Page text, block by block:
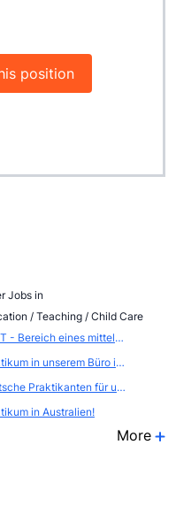
Jobs in
/ Teaching / Child Care
MA IT - Bereich eines mittelständischen Unternehmens
Praktikum in unserem Büro in Leipzig Abteilung Verkauf
Deutsche Praktikanten für unser International SalesTeam (Paris)
in Australien!
More
position